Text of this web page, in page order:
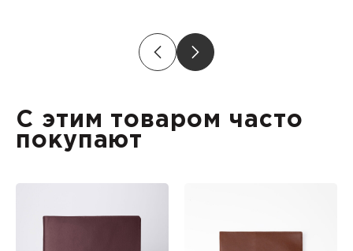
С этим товаром часто
покупают